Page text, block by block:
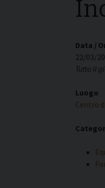
Data /
22/03/
Tutto il
Luogo
Centro